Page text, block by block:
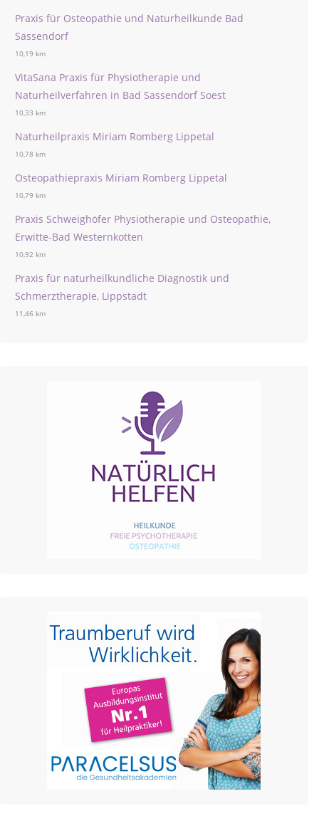
Praxis für Osteopathie und Naturheilkunde Bad
Sassendorf
10,19 km
VitaSana Praxis für Physiotherapie und
Naturheilverfahren in Bad Sassendorf Soest
10,33 km
Naturheilpraxis Miriam Romberg Lippetal
10,78 km
Osteopathiepraxis Miriam Romberg Lippetal
10,79 km
Praxis Schweighöfer Physiotherapie und Osteopathie,
Erwitte-Bad Westernkotten
10,92 km
Praxis für naturheilkundliche Diagnostik und
Schmerztherapie, Lippstadt
11,46 km